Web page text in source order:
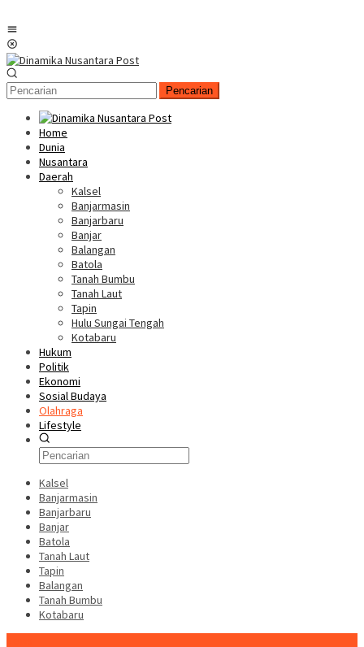
Pencarian
Home
Dunia
Nusantara
Daerah
Kalsel
Banjarmasin
Banjarbaru
Banjar
Balangan
Batola
Tanah Bumbu
Tanah Laut
Tapin
Hulu Sungai Tengah
Kotabaru
Hukum
Politik
Ekonomi
Sosial Budaya
Olahraga
Lifestyle
Kalsel
Banjarmasin
Banjarbaru
Banjar
Batola
Tanah Laut
Tapin
Balangan
Tanah Bumbu
Kotabaru